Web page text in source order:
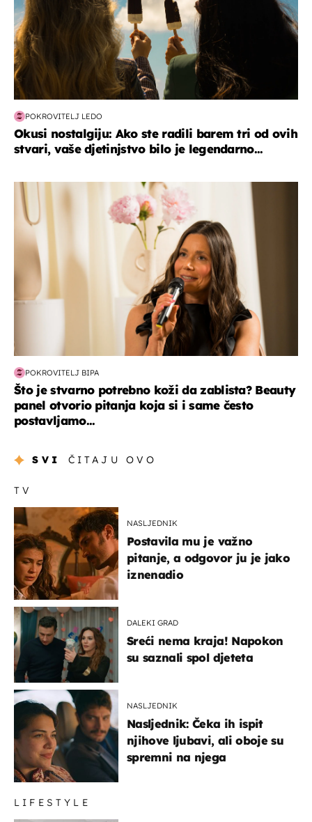
POKROVITELJ LEDO
Okusi nostalgiju: Ako ste radili barem tri od ovih
stvari, vaše djetinjstvo bilo je legendarno...
moda & ljepota
POKROVITELJ BIPA
Što je stvarno potrebno koži da zablista? Beauty
panel otvorio pitanja koja si i same često
postavljamo...
SVI ČITAJU OVO
TV
NASLJEDNIK
Postavila mu je važno
pitanje, a odgovor ju je jako
iznenadio
DALEKI GRAD
Sreći nema kraja! Napokon
su saznali spol djeteta
NASLJEDNIK
Nasljednik: Čeka ih ispit
njihove ljubavi, ali oboje su
spremni na njega
LIFESTYLE